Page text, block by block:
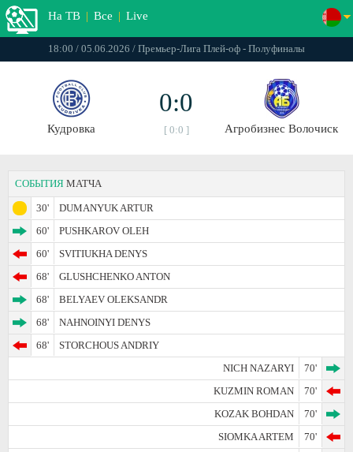
На ТВ | Все | Live
18:00 / 05.06.2026 / Премьер-Лига Плей-оф - Полуфиналы
Кудровка
0:0
[ 0:0 ] Агробизнес Волочиск
СОБЫТИЯ МАТЧА
30'
DUMANYUK ARTUR
60'
PUSHKAROV OLEH
60'
SVITIUKHA DENYS
68'
GLUSHCHENKO ANTON
68'
BELYAEV OLEKSANDR
68'
NAHNOINYI DENYS
68'
STORCHOUS ANDRIY
NICH NAZARYI
70'
KUZMIN ROMAN
70'
KOZAK BOHDAN
70'
SIOMKA ARTEM
70'